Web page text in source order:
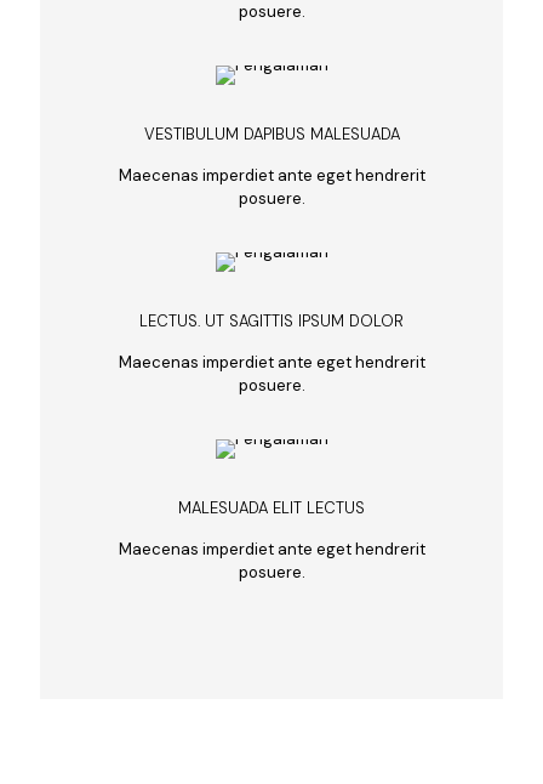
posuere.
VESTIBULUM DAPIBUS MALESUADA
Maecenas imperdiet ante eget hendrerit
posuere.
LECTUS. UT SAGITTIS IPSUM DOLOR
Maecenas imperdiet ante eget hendrerit
posuere.
MALESUADA ELIT LECTUS
Maecenas imperdiet ante eget hendrerit
posuere.